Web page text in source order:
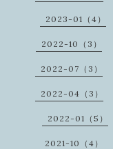
2023-01（4）
2022-10（3）
2022-07（3）
2022-04（3）
2022-01（5）
2021-10（4）